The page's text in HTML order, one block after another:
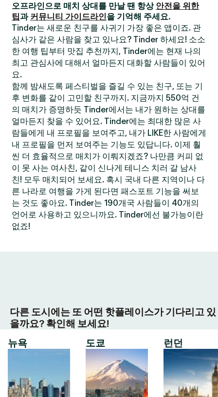
오프라인으로 매치 상대를 만날 땐 항상 안전을 위한
팁과 커뮤니티 가이드라인을 기억해 주세요.
Tinder는 새로운 친구를 사귀기 가장 좋은 앱이죠. 관
심사가 같은 사람을 찾고 있나요? Tinder 하세요! 소소
한 여행 팁부터 맛집 추천까지, Tinder에는 현재 나의
최고 관심사에 대해서 얼마든지 대화할 사람들이 있어
요.
함께 밤새도록 페스티벌을 즐길 수 있는 친구, 또는 기
후 변화를 같이 고민할 친구까지. 지금까지 550억 건
의 매치가 증명하듯 Tinder에서는 내가 원하는 상대를
얼마든지 찾을 수 있어요. Tinder에는 최대한 많은 사
람들에게 내 프로필을 보여주고, 내가 LIKE한 사람에게
내 프로필을 먼저 보여주는 기능도 있답니다. 이제 훨
씬 더 효율적으로 매치가 이뤄지겠죠? 나만큼 커피 없
이 못 사는 여사친, 같이 신나게 테니스 치러 갈 남사
친! 모두 매치되어 보세요. 혹시 국내 다른 지역이나 다
른 나라로 여행을 가게 된다면 패스포트 기능을 써보
는 것도 좋아요. Tinder는 190개국 사람들이 40개의
언어로 사용하고 있으니까요. Tinder에선 불가능이란
없죠!
다른 도시에는 또 어떤 핫플레이스가 기다리고 있
을까요? 확인해 보세요!
뉴욕
도쿄 런던